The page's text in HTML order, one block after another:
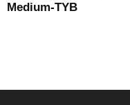
Medium-TYB